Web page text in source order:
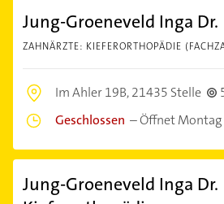
Jung-Groeneveld Inga Dr.
ZAHNÄRZTE: KIEFERORTHOPÄDIE
Im Ahler 19B,21435 Stelle
Geschlossen –Öffnet
Jung-Groeneveld Inga Dr.